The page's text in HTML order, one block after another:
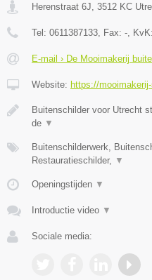
Herenstraat 6J 3512 KC
Tel: 0611387133 , Fax: - , KvK:
E-mail › De Mooimakerij
Website: https://
Buitenschilder voor Utrecht
de ▼
Buitenschilderwerk,
Restauratieschilder,
▼
Openingstijden ▼
Introductie video ▼
Sociale media: